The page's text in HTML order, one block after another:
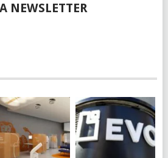
NEWSLETTER